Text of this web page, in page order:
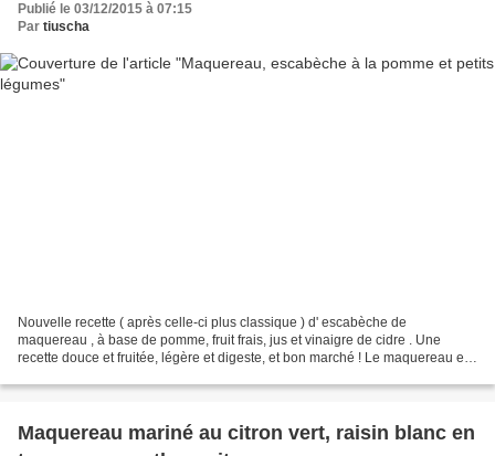
Publié le 03/12/2015 à 07:15
Par tiuscha
Nouvelle recette ( après celle-ci plus classique ) d' escabèche de
maquereau , à base de pomme, fruit frais, jus et vinaigre de cidre . Une
recette douce et fruitée, légère et digeste, et bon marché ! Le maquereau est
Maquereau mariné au citron vert, raisin blanc en